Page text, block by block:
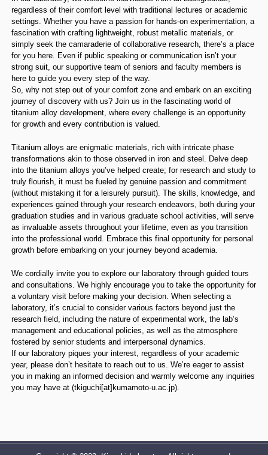
regardless of their comfort level with traditional lectures or academic
settings. Whether you have a passion for hands-on experimentation, a
fascination with crafting lightweight, robust metallic materials, or
simply seek the camaraderie of collaborative research, there’s a place
for you here. Even if public speaking or communication isn’t your
strong suit, our supportive team of seniors and faculty members is
here to guide you every step of the way.
So, why not step out of your comfort zone and embark on an exciting
journey of discovery with us? Join us in the fascinating world of
titanium alloy development, where every challenge is an opportunity
for growth and every contribution is valued.
Titanium alloys are enigmatic materials, rich with intricate phase
transformations akin to those observed in iron and steel. Delve deep
into the titanium alloys you’ve helped create; for research and study to
truly flourish, it must be fueled by genuine passion and commitment
(without mistaking it for a leisurely pursuit). The skills, knowledge, and
experiences gained through your research endeavors, both during your
graduation studies and in various graduate school activities, will serve
as invaluable assets throughout your lifetime, even as you transition
into the professional world. Embrace this final opportunity for personal
growth before embarking on your journey beyond academia.
We cordially invite you to explore our laboratory through guided tours
and consultations. We highly encourage you to take the opportunity for
a voluntary visit before making your decision. When selecting a
laboratory, it’s crucial to consider various factors beyond just the
research field, including the nature of experimental work, the lab’s
management and educational policies, as well as the atmosphere
fostered by senior students and interpersonal dynamics.
If our laboratory piques your interest, regardless of your academic
year, please don’t hesitate to reach out to us. We’re eager to assist
you in making an informed decision and warmly welcome any inquiries
you may have at (tkiguchi[at]kumamoto-u.ac.jp).